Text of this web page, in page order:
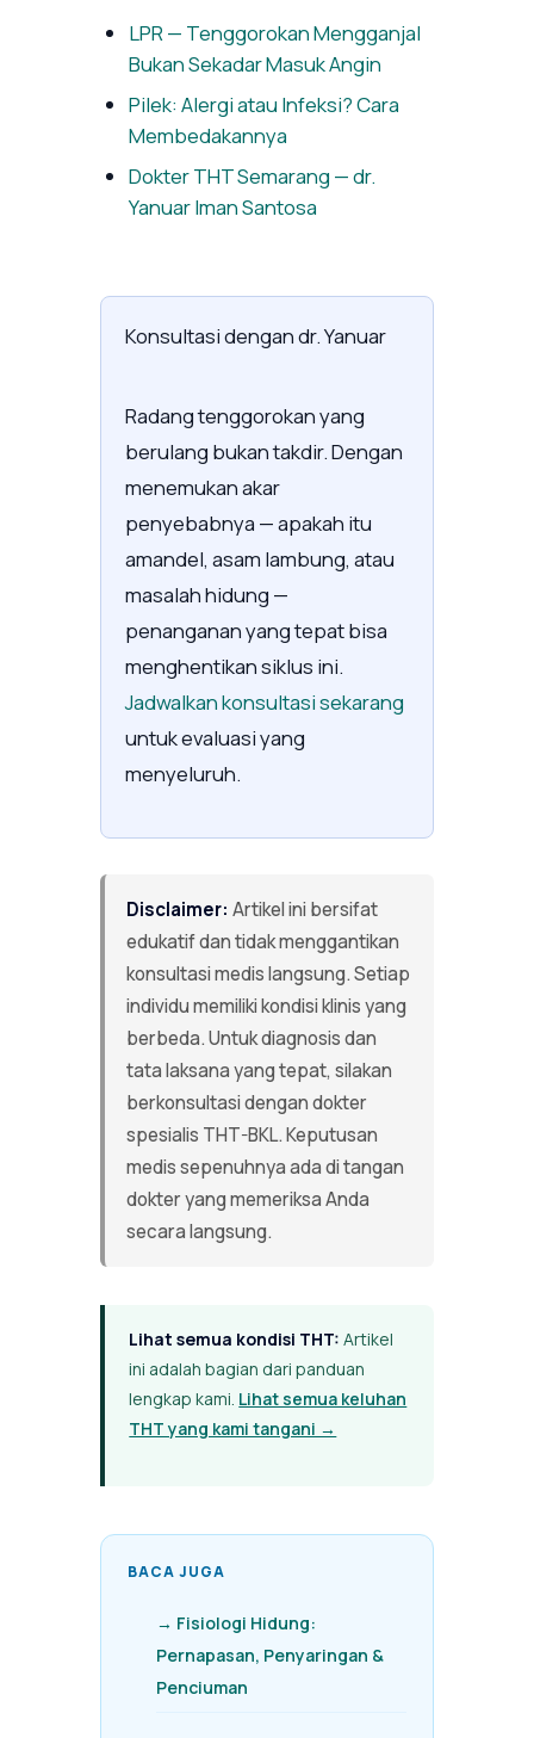
LPR — Tenggorokan Mengganjal
Bukan Sekadar Masuk Angin
Pilek: Alergi atau Infeksi? Cara
Membedakannya
Dokter THT Semarang — dr.
Yanuar Iman Santosa
Konsultasi dengan dr. Yanuar
Radang tenggorokan yang
berulang bukan takdir. Dengan
menemukan akar
penyebabnya — apakah itu
amandel, asam lambung, atau
masalah hidung —
penanganan yang tepat bisa
menghentikan siklus ini.
Jadwalkan konsultasi sekarang
untuk evaluasi yang
menyeluruh.
Disclaimer: Artikel ini bersifat
edukatif dan tidak menggantikan
konsultasi medis langsung. Setiap
individu memiliki kondisi klinis yang
berbeda. Untuk diagnosis dan
tata laksana yang tepat, silakan
berkonsultasi dengan dokter
spesialis THT-BKL. Keputusan
medis sepenuhnya ada di tangan
dokter yang memeriksa Anda
secara langsung.
Lihat semua kondisi THT: Artikel
ini adalah bagian dari panduan
lengkap kami. Lihat semua keluhan
THT yang kami tangani →
BACA JUGA
→ Fisiologi Hidung:
Pernapasan, Penyaringan &
Penciuman